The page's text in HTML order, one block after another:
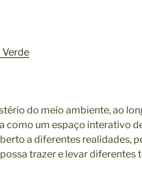
Verde
do meio ambiente, ao
como um espaço interativo
a diferentes realidades,
trazer e levar diferentes